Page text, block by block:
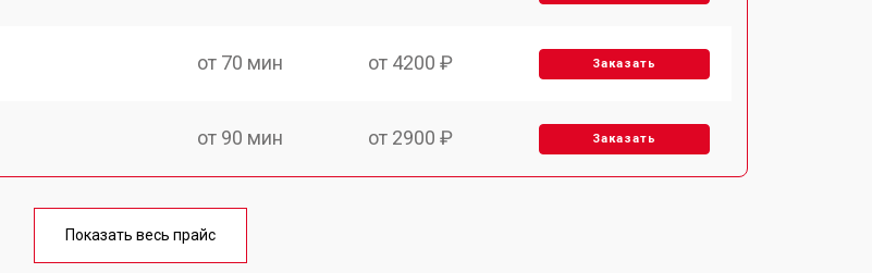
от 70 мин от 4200 ₽ Заказать
от 90 мин от 2900 ₽ Заказать
от 60 мин
Показать весь прайс